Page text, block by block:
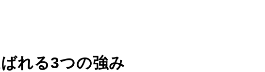
れる3つの強み